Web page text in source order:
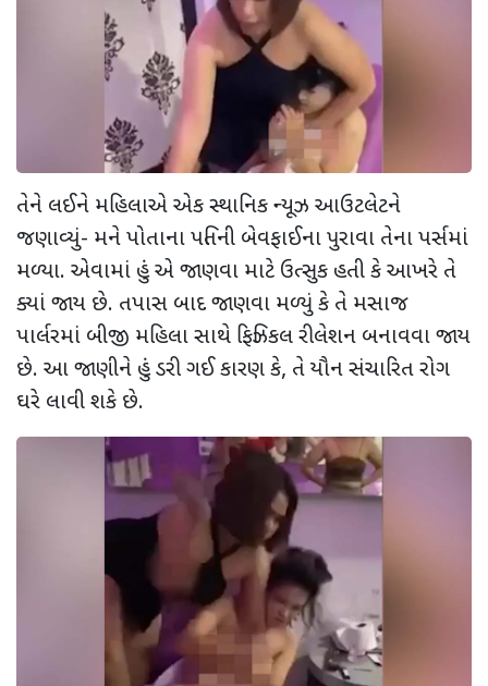
તેને લઈને મહિલાએ એક સ્થાનિક ન્યૂઝ આઉટલેટને
જણાવ્યું- મને પોતાના પતિની બેવફાઈના પુરાવા તેના પર્સમાં
મળ્યા. એવામાં હું એ જાણવા માટે ઉત્સુક હતી કે આખરે તે
ક્યાં જાય છે. તપાસ બાદ જાણવા મળ્યું કે તે મસાજ
પાર્લરમાં બીજી મહિલા સાથે ફિઝિકલ રીલેશન બનાવવા જાય
છે. આ જાણીને હું ડરી ગઈ કારણ કે, તે યૌન સંચારિત રોગ
ઘરે લાવી શકે છે.